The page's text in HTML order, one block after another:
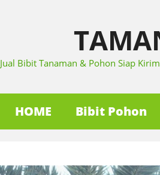
Jual Bibit Tanaman & Pohon Siap
HOME Bibit Pohon